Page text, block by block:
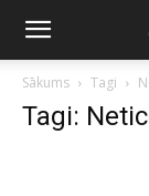
Sākums Tagi
Tagi: